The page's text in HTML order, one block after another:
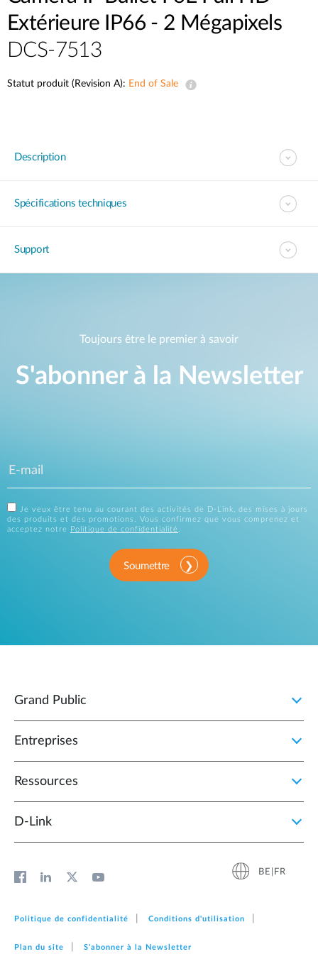
Extérieure IP66 - 2 Mégapixels
DCS-7513
Statut produit (Revision A): End of Sale
Description
Spécifications techniques
Support
Toujours être le premier à savoir
S'abonner à la Newsletter
Je veux être tenu au courant des activités de D-Link, des mises à jours
des produits et des promotions. Vous confirmez que vous comprenez et
acceptez notre
Politique de confidentialité.
Soumettre
Grand Public
Entreprises
Ressources
D‑Link
BE|FR
Politique de confidentialité Conditions d'utilisation
Plan du site S'abonner à la Newsletter